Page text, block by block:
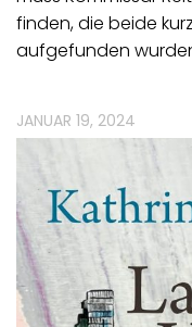
finden, die beide
aufgefunden
JANUAR 19, 2024